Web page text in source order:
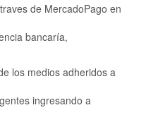
de MercadoPago en
bancaría,
los medios adheridos a
ingresando a